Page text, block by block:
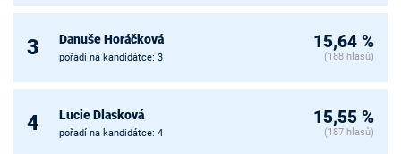
3 Danuše Horáčková
pořadí na kandidátce: 3
15,64 %
(188 hlasů)
4 Lucie Dlasková
pořadí na kandidátce: 4
15,55 %
(187 hlasů)